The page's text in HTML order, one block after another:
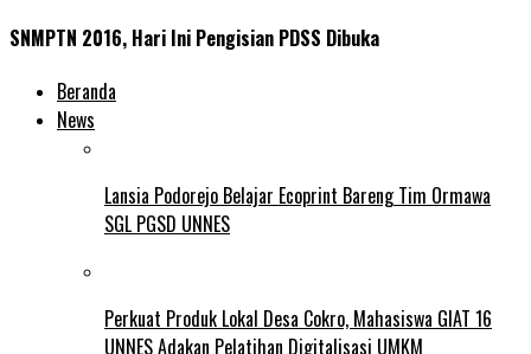
SNMPTN 2016, Hari Ini Pengisian PDSS Dibuka
Beranda
News
Lansia Podorejo Belajar Ecoprint Bareng Tim Ormawa
SGL PGSD UNNES
Perkuat Produk Lokal Desa Cokro, Mahasiswa GIAT 16
UNNES Adakan Pelatihan Digitalisasi UMKM